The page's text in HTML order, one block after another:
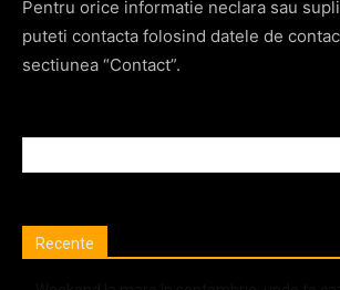
Pentru orice informatie neclara sau
puteti contacta folosind datele de
sectiunea “Contact”.
Recente